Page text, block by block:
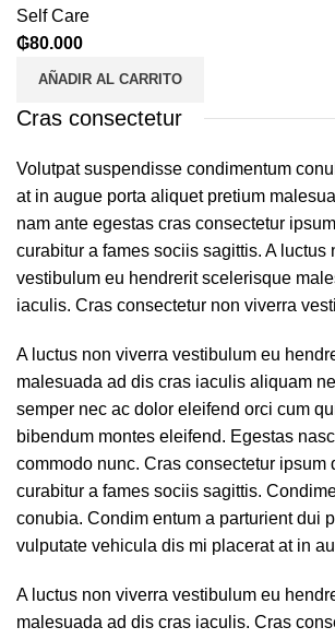
Self Care
₲80.000
AÑADIR AL CARRITO
Cras consectetur
Volutpat suspendisse condimentum
at in augue porta aliquet pretium
nam ante egestas cras consectetur
curabitur a fames sociis sagittis. A luctus
vestibulum eu hendrerit scelerisque
iaculis. Cras consectetur non viverra
A luctus non viverra vestibulum eu
malesuada ad dis cras iaculis aliquam
semper nec ac dolor eleifend orci cum
bibendum montes eleifend. Egestas
commodo nunc. Cras consectetur ipsum
curabitur a fames sociis sagittis.
conubia. Condim entum a parturient dui
vulputate vehicula dis mi placerat at in
A luctus non viverra vestibulum eu
malesuada ad dis cras iaculis. Cras